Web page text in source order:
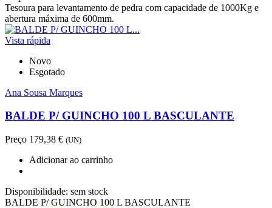
Tesoura para levantamento de pedra com capacidade de 1000Kg e
abertura máxima de 600mm.
Vista rápida
Novo
Esgotado
Ana Sousa Marques
BALDE P/ GUINCHO 100 L BASCULANTE
Preço 179,38 € (UN)
Adicionar ao carrinho
Disponibilidade: sem stock
BALDE P/ GUINCHO 100 L BASCULANTE